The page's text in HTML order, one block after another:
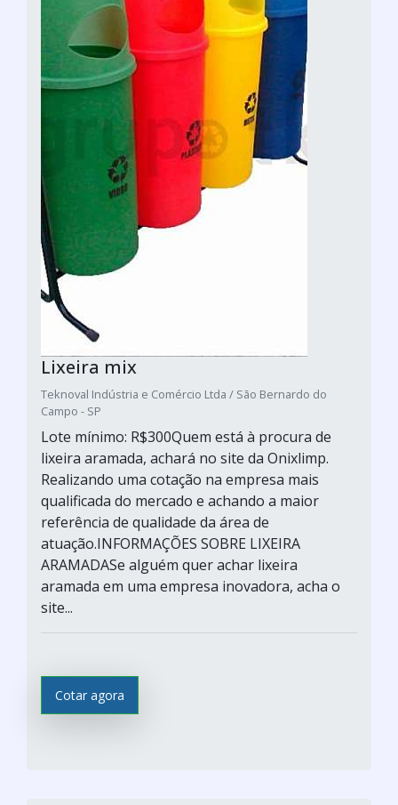
Lixeira mix
Teknoval Indústria e Comércio Ltda / São Bernardo do
Campo - SP
Lote mínimo: R$300Quem está à procura de
lixeira aramada, achará no site da Onixlimp.
Realizando uma cotação na empresa mais
qualificada do mercado e achando a maior
referência de qualidade da área de
atuação.INFORMAÇÕES SOBRE LIXEIRA
ARAMADASe alguém quer achar lixeira
aramada em uma empresa inovadora, acha o
site...
Cotar agora